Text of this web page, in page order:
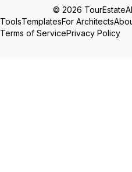
© 2026
ToolsTemplatesFor Architects
Terms of ServicePrivacy Policy